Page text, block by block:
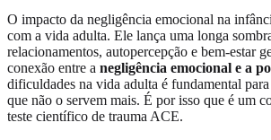
O impacto da negligência emocional na
com a vida adulta. Ele lança uma longa
relacionamentos, autopercepção e bem-estar
conexão entre a negligência emocional e a
dificuldades na vida adulta é fundamental
que não o servem mais. É por isso que é um
teste científico de trauma ACE.